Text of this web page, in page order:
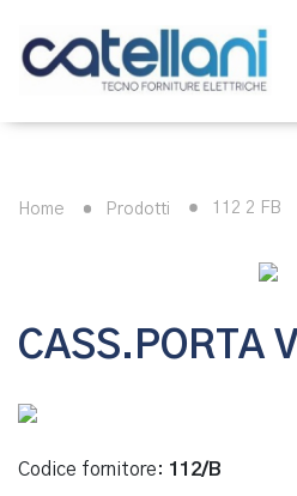
Home Prodotti 112 2 FB
Codice fornitore: 112/B